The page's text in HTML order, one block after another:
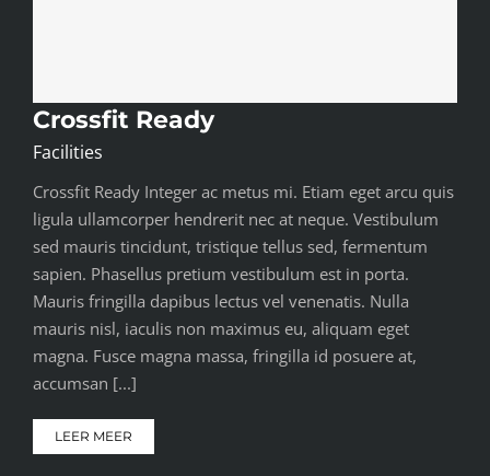
Crossfit Ready
Facilities
Crossfit Ready Integer ac metus mi. Etiam eget arcu quis
ligula ullamcorper hendrerit nec at neque. Vestibulum
sed mauris tincidunt, tristique tellus sed, fermentum
sapien. Phasellus pretium vestibulum est in porta.
Mauris fringilla dapibus lectus vel venenatis. Nulla
mauris nisl, iaculis non maximus eu, aliquam eget
magna. Fusce magna massa, fringilla id posuere at,
accumsan [...]
LEER MEER